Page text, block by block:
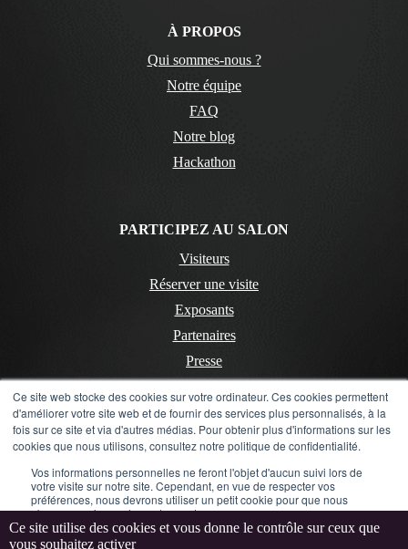
Ce site web stocke des cookies sur votre ordinateur. Ces cookies permettent
d'améliorer votre site web et de fournir des services plus personnalisés, à la
fois sur ce site et via d'autres médias. Pour obtenir plus d'informations sur les
cookies que nous utilisons, consultez notre politique de confidentialité.
Vos informations personnelles ne feront l'objet d'aucun suivi lors de
votre visite sur notre site. Cependant, en vue de respecter vos
préférences, nous devrons utiliser un petit cookie pour que nous
n'ayons pas à vous les redemander.
À PROPOS
Qui sommes-nous ?
Notre équipe
FAQ
Notre blog
Hackathon
PARTICIPEZ AU SALON
Visiteurs
Réserver une visite
Exposants
Partenaires
Presse
CONTACT
Contactez-nous
Mentions Légales
Politique de confidentialité
LinkedIn Instagram Flickr YouTube
Ce site utilise des cookies et vous donne le contrôle sur ceux que
vous souhaitez activer